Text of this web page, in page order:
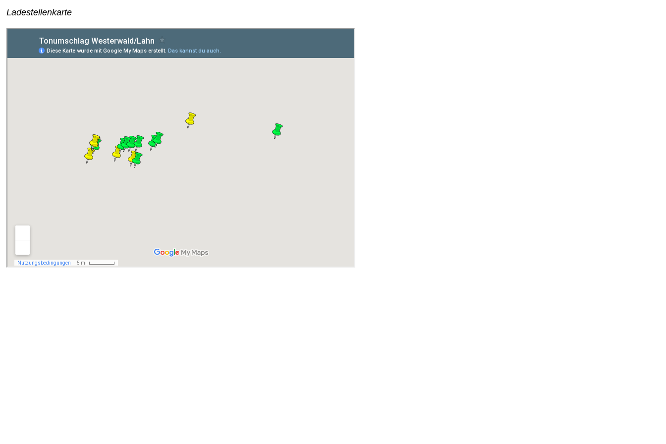
Ladestellenkarte